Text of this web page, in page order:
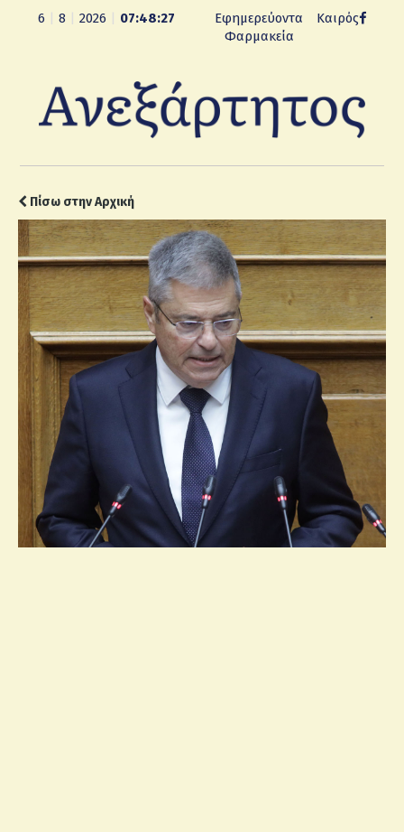
6 8 2026 07:48:27
Εφημερεύοντα
Φαρμακεία
Καιρός
Πίσω στην Αρχική